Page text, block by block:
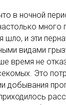
в ночной
много
шло, и эти
видами
время не
Это
добывания